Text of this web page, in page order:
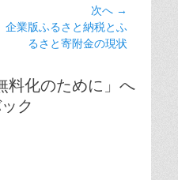
次へ →
次
稿:
企業版ふるさと納税とふ
るさと寄附金の現状
料化のために」へ
ク